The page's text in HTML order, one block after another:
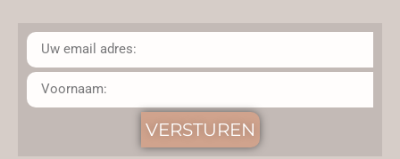
VERSTUREN